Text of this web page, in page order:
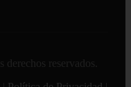
reservados.